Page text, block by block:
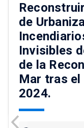
de
Invisibles
de la
Mar tras el
2024.